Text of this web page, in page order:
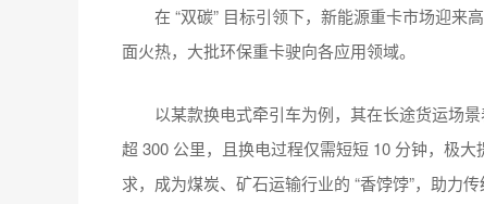
在 “双碳” 目标引领下，新能源重卡市场迎来
面火热，大批环保重卡驶向各应用领域。
以某款换电式牵引车为例，其在长途货运场
超 300 公里，且换电过程仅需短短 10 分钟，极
求，成为煤炭、矿石运输行业的 “香饽饽”，助力传